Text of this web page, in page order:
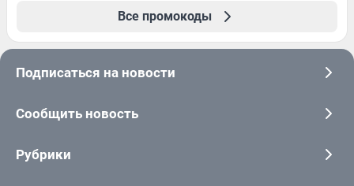
Все промокоды
Подписаться на новости
Сообщить новость
Рубрики